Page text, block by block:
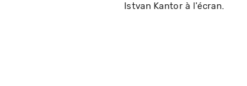
Istvan Kantor à l'écran.